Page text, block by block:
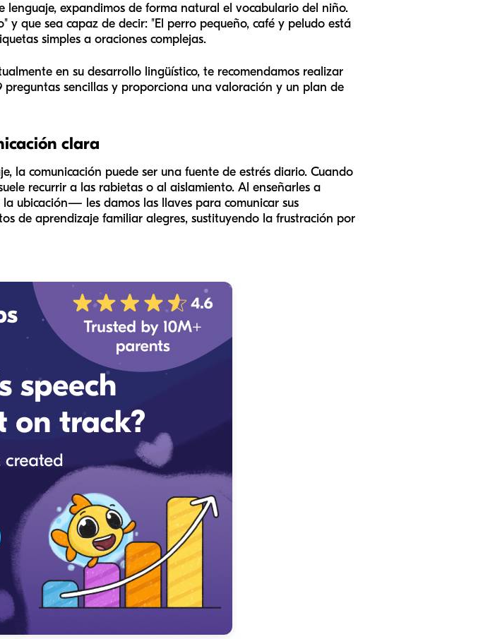
expandimos de forma natural el vocabulario del niño.
que sea capaz de decir: "El perro pequeño, café y peludo está
simples a oraciones complejas.
en su desarrollo lingüístico, te recomendamos realizar
preguntas sencillas y proporciona una valoración y un plan de
clara
la comunicación puede ser una fuente de estrés diario. Cuando
recurrir a las rabietas o al aislamiento. Al enseñarles a
ubicación— les damos las llaves para comunicar sus
de aprendizaje familiar alegres, sustituyendo la frustración por